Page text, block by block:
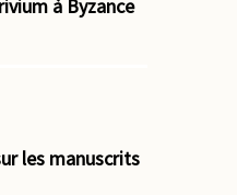
à Byzance
les manuscrits